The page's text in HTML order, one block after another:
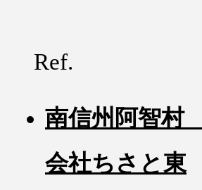
Ref.
南信州阿智
会社ちさと東